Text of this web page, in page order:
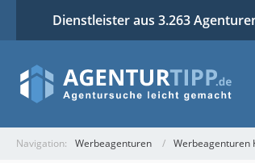
Dienstleister aus 3.263
Navigation: Werbeagenturen Werbeagenturen